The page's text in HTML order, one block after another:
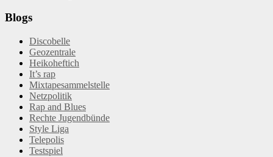
Blogs
Discobelle
Geozentrale
Heikoheftich
It’s rap
Mixtapesammelstelle
Netzpolitik
Rap and Blues
Rechte Jugendbünde
Style Liga
Telepolis
Testspiel